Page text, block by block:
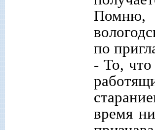
Помню,
по
- То,
время